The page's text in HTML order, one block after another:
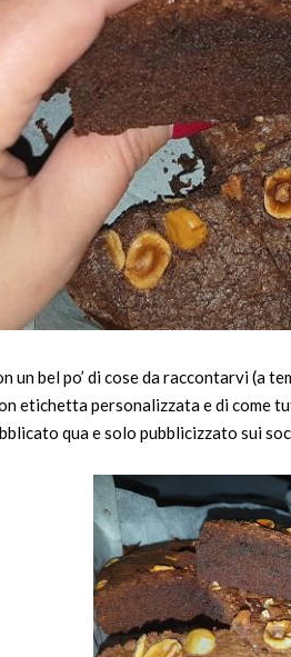
un bel po’ di cose da raccontarvi (a
etichetta personalizzata e di come
qua e solo pubblicizzato sui